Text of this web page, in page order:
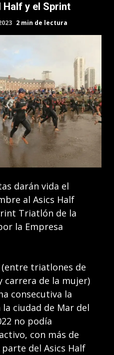
Half y el Sprint
2 min de lectura
darán vida el
al Asics Half
Triatlón de la
la Empresa
(entre triatlones de
carrera de la mujer)
consecutiva la
ciudad de Mar del
no podía
con más de
del Asics Half